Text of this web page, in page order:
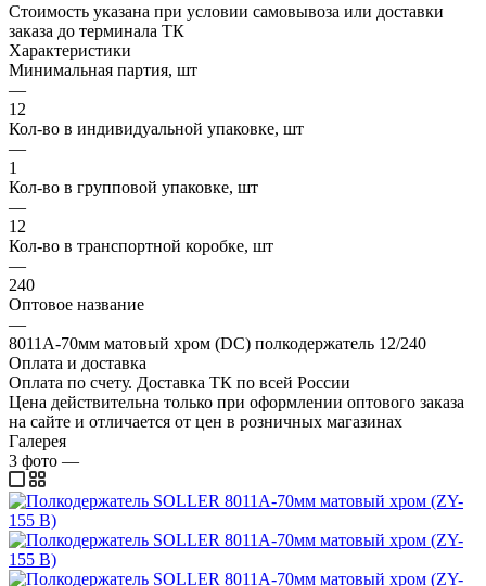
Стоимость указана при условии самовывоза или доставки
заказа до терминала ТК
Характеристики
Минимальная партия, шт
—
12
Кол-во в индивидуальной упаковке, шт
—
1
Кол-во в групповой упаковке, шт
—
12
Кол-во в транспортной коробке, шт
—
240
Оптовое название
—
8011А-70мм матовый хром (DC) полкодержатель 12/240
Оплата и доставка
Оплата по счету. Доставка ТК по всей России
Цена действительна только при оформлении оптового заказа
на сайте и отличается от цен в розничных магазинах
Галерея
3 фото —